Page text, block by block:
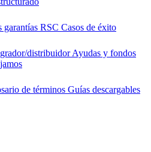
garantías RSC Casos de éxito
distribuidorAyudas y fondos
de términos Guías descargables